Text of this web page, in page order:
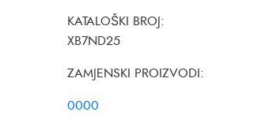
KATALOŠKI BROJ:
XB7ND25
ZAMJENSKI PROIZVODI:
0000